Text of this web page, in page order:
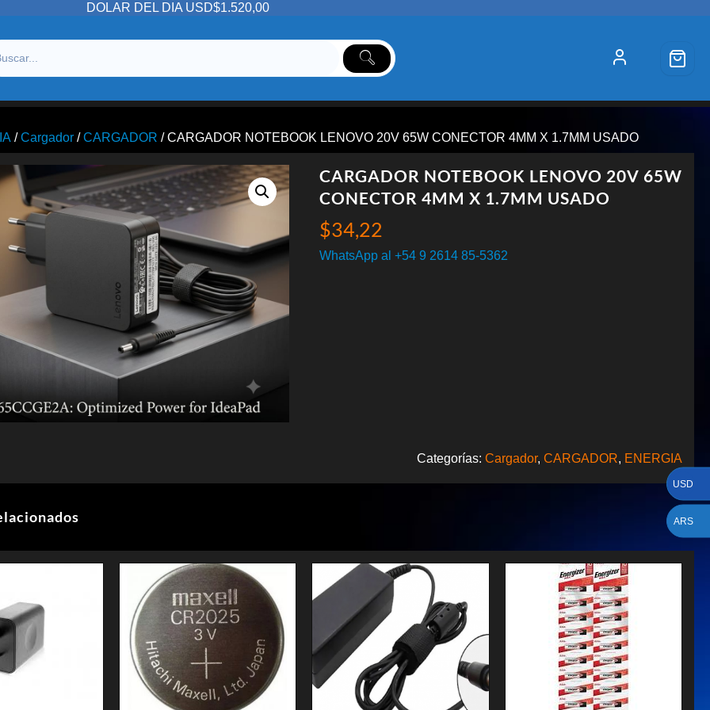
DOLAR DEL DIA USD$1.520,00
/Cargador /CARGADOR / CARGADOR NOTEBOOK LENOVO 20V 65W CONECTOR 4MM X 1.7MM USADO
CARGADOR NOTEBOOK LENOVO 20V 65W
CONECTOR 4MM X 1.7MM USADO
$34,22
WhatsApp al +54 9 2614 85-5362
Categorías: Cargador, CARGADOR, ENERGIA
USD
ARS